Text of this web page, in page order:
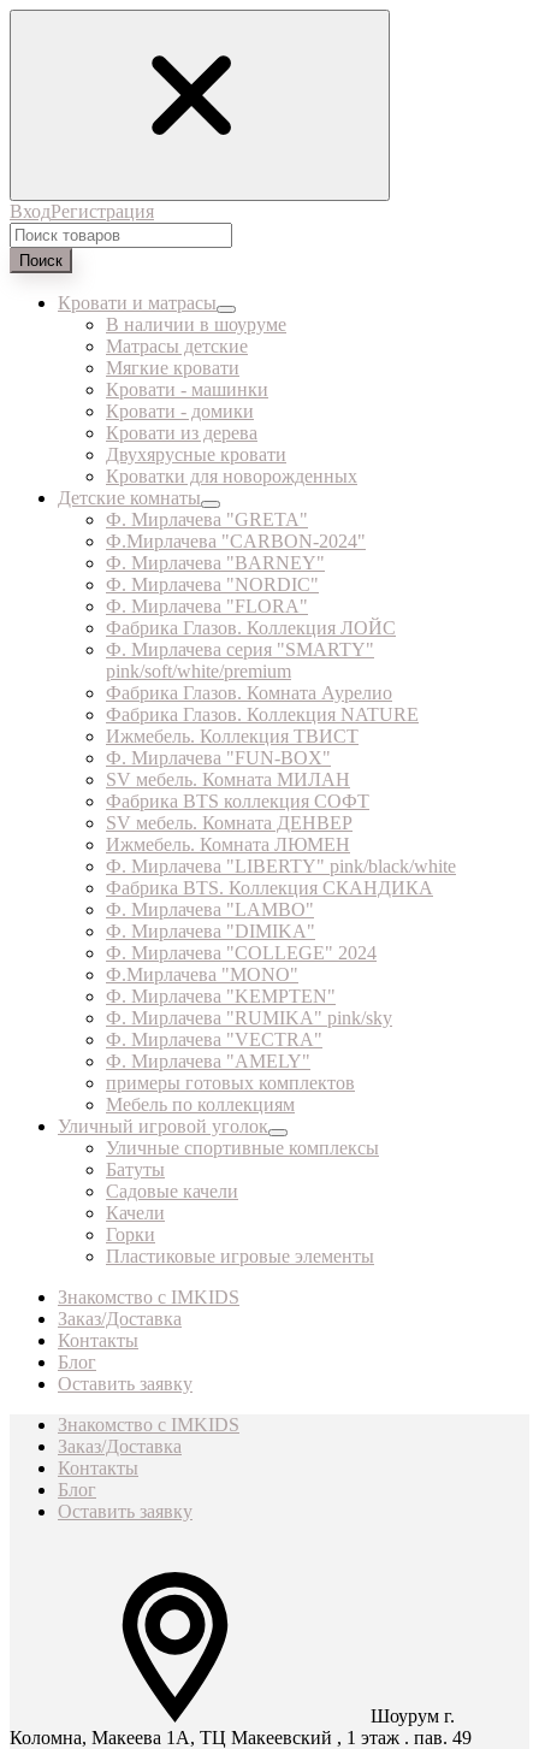
ВходРегистрация
Поиск
Кровати и матрасы
В наличии в шоуруме
Матрасы детские
Мягкие кровати
Кровати - машинки
Кровати - домики
Кровати из дерева
Двухярусные кровати
Кроватки для новорожденных
Детские комнаты
Ф. Мирлачева "GRETA"
Ф.Мирлачева "CARBON-2024"
Ф. Мирлачева "BARNEY"
Ф. Мирлачева "NORDIC"
Ф. Мирлачева "FLORA"
Фабрика Глазов. Коллекция ЛОЙС
Ф. Мирлачева серия "SMARTY"
pink/soft/white/premium
Фабрика Глазов. Комната Аурелио
Фабрика Глазов. Коллекция NATURE
Ижмебель. Коллекция ТВИСТ
Ф. Мирлачева "FUN-BOX"
SV мебель. Комната МИЛАН
Фабрика BTS коллекция СОФТ
SV мебель. Комната ДЕНВЕР
Ижмебель. Комната ЛЮМЕН
Ф. Мирлачева "LIBERTY" pink/black/white
Фабрика BTS. Коллекция СКАНДИКА
Ф. Мирлачева "LAMBO"
Ф. Мирлачева "DIMIKA"
Ф. Мирлачева "COLLEGE" 2024
Ф.Мирлачева "MONO"
Ф. Мирлачева "KEMPTEN"
Ф. Мирлачева "RUMIKA" pink/sky
Ф. Мирлачева "VECTRA"
Ф. Мирлачева "AMELY"
примеры готовых комплектов
Мебель по коллекциям
Уличный игровой уголок
Уличные спортивные комплексы
Батуты
Садовые качели
Качели
Горки
Пластиковые игровые элементы
Знакомство с IMKIDS
Заказ/Доставка
Контакты
Блог
Оставить заявку
Знакомство с IMKIDS
Заказ/Доставка
Контакты
Блог
Оставить заявку
Шоурум г.
Коломна, Макеева 1А, ТЦ Макеевский , 1 этаж . пав. 49